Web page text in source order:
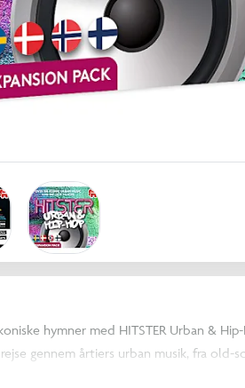
hymner med HITSTER Urban &
gennem årtiers urban musik, fra old-